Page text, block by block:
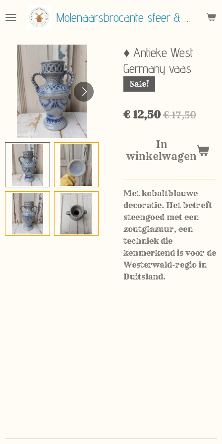
direct
hoofdinhoud
Molenaarsbrocante sfeer & meer
♦ Antieke West
Germany vaas
Sale!
€ 12,50€ 17,50
In
winkelwagen
Met kobaltblauwe
decoratie. Het betreft
steengoed met een
zoutglazuur, een
techniek die
kenmerkend is voor de
Westerwald-regio in
Duitsland.